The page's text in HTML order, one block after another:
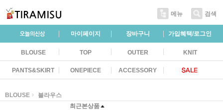
메뉴 검색
마이페이지 장바구니 가입혜택/로그인
BLOUSE TOP OUTER KNIT
PANTS&SKIRT ONEPIECE ACCESSORY
BLOUSE
블라우스
최근본상품